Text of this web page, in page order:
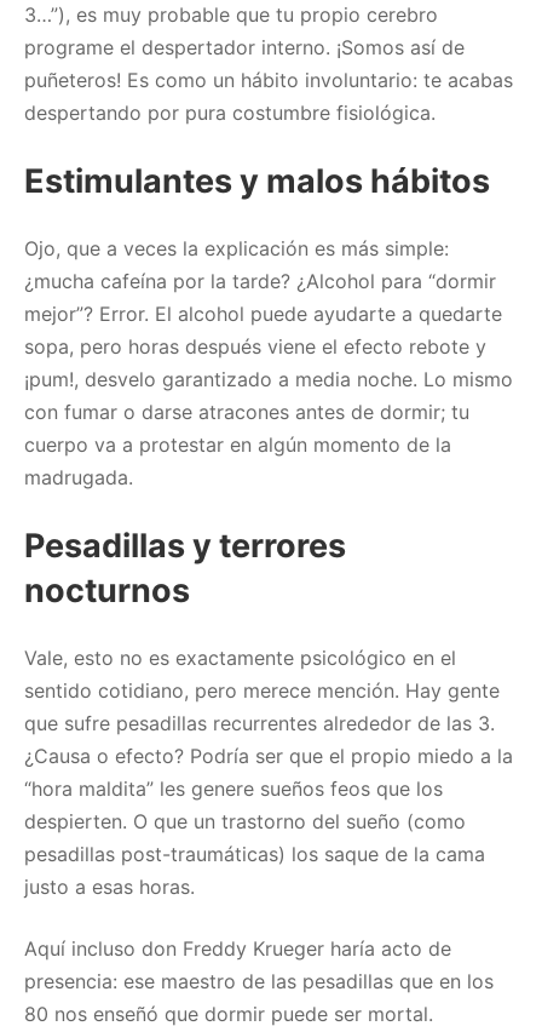
3…”), es muy probable que tu propio cerebro
programe el despertador interno. ¡Somos así de
puñeteros! Es como un hábito involuntario: te acabas
despertando por pura costumbre fisiológica.
Estimulantes y malos hábitos
Ojo, que a veces la explicación es más simple:
¿mucha cafeína por la tarde? ¿Alcohol para “dormir
mejor”? Error. El alcohol puede ayudarte a quedarte
sopa, pero horas después viene el efecto rebote y
¡pum!, desvelo garantizado a media noche. Lo mismo
con fumar o darse atracones antes de dormir; tu
cuerpo va a protestar en algún momento de la
madrugada.
Pesadillas y terrores
nocturnos
Vale, esto no es exactamente psicológico en el
sentido cotidiano, pero merece mención. Hay gente
que sufre pesadillas recurrentes alrededor de las 3.
¿Causa o efecto? Podría ser que el propio miedo a la
“hora maldita” les genere sueños feos que los
despierten. O que un trastorno del sueño (como
pesadillas post-traumáticas) los saque de la cama
justo a esas horas.
Aquí incluso don Freddy Krueger haría acto de
presencia: ese maestro de las pesadillas que en los
80 nos enseñó que dormir puede ser mortal.